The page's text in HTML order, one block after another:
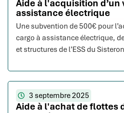
Aide à l'acquisition d’un
assistance électrique
Une subvention de 500€ pour
cargo à assistance électrique,
et structures de l’ESS du
3 septembre 2025
Aide à l'achat de flottes